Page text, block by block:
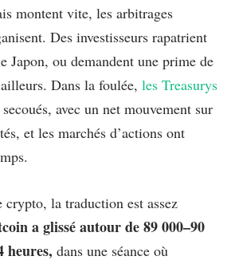
montent vite, les arbitrages
Des investisseurs rapatrient
Japon, ou demandent une prime de
Dans la foulée, les Treasurys
avec un net mouvement sur
et les marchés d’actions ont
crypto, la traduction est assez
a glissé autour de 89 000–90
heures, dans une séance où